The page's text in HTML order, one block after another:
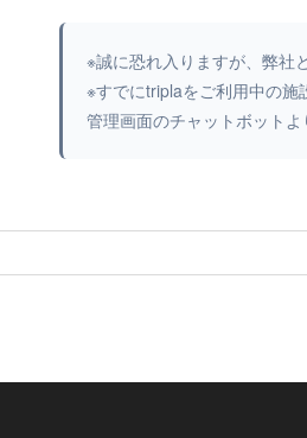
※誠に恐れ入りますが、弊社
※すでにtriplaをご利用中の施
管理画面のチャットボットよ